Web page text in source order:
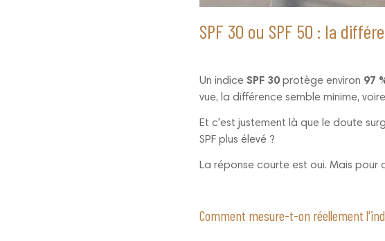
SPF 30 ou SPF 50 : la
Un indice SPF 30protège environ 97
vue, la différence semble minime,
Et c'est justement là que le doute
SPF plus élevé ?
La réponse courte est oui. Mais
Comment mesure-t-on réellement